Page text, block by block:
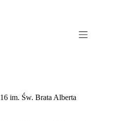
im. Św. Brata Alberta